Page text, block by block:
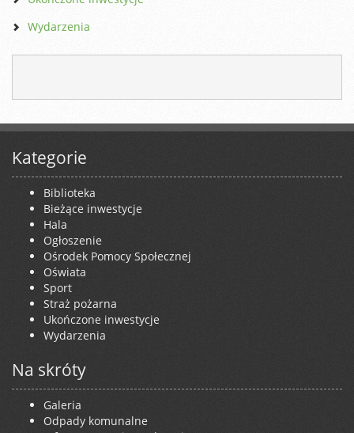
Wydarzenia
Kategorie
Biblioteka
Bieżące inwestycje
Hala
Ogłoszenie
Ośrodek Pomocy Społecznej
Oświata
Sport
Straż pożarna
Ukończone inwestycje
Wydarzenia
Na skróty
Galeria
Odpady komunalne